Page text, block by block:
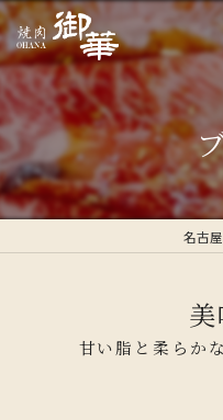
名古
甘い脂と柔らか